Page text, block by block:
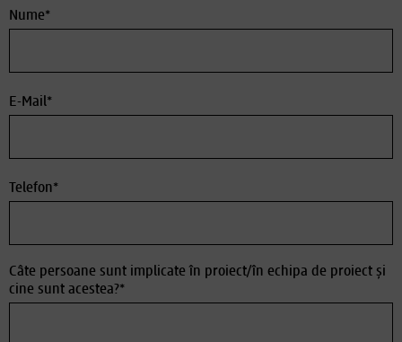
Nume*
E-Mail*
Telefon*
Câte persoane sunt implicate în proiect/în echipa de proiect și
cine sunt acestea?*